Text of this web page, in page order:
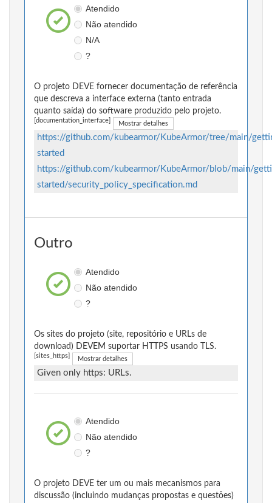
Atendido
Não atendido
N/A
?
O projeto DEVE fornecer documentação de referência
que descreva a interface externa (tanto entrada
quanto saída) do software produzido pelo projeto.
[documentation_interface] Mostrar detalhes
https://github.com/kubearmor/KubeArmor/tree/main/
started
https://github.com/kubearmor/KubeArmor/blob/main/
started/security_policy_specification.md
Outro
Atendido
Não atendido
?
Os sites do projeto (site, repositório e URLs de
download) DEVEM suportar HTTPS usando TLS.
[sites_https] Mostrar detalhes
Given only https: URLs.
Atendido
Não atendido
?
O projeto DEVE ter um ou mais mecanismos para
discussão (incluindo mudanças propostas e questões)